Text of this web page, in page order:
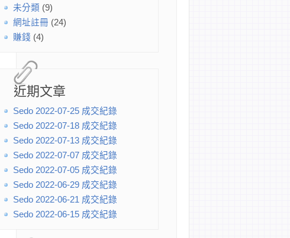
未分類 (9)
網址註冊 (24)
賺錢 (4)
近期文章
Sedo 2022-07-25 成交紀錄
Sedo 2022-07-18 成交紀錄
Sedo 2022-07-13 成交紀錄
Sedo 2022-07-07 成交紀錄
Sedo 2022-07-05 成交紀錄
Sedo 2022-06-29 成交紀錄
Sedo 2022-06-21 成交紀錄
Sedo 2022-06-15 成交紀錄